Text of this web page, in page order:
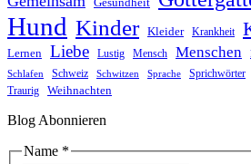
Hund Kinder Kleider Krankheit
Lernen Liebe Lustig Mensch Menschen
Schlafen Schweiz Schwitzen Sprache Sprichwörter
Traurig Weihnachten
Blog Abonnieren
Name *